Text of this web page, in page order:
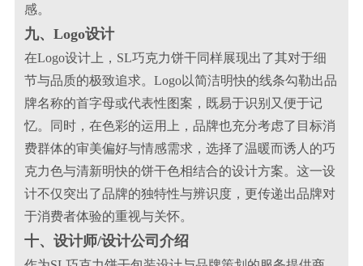
感。
九、Logo设计
在Logo设计上，SL巧克力饼干同样展现出了其对于细
节与品质的极致追求。Logo以简洁明快的线条勾勒出品
牌名称的首字母或代表性图案，既易于识别又便于记
忆。同时，在色彩的运用上，品牌也充分考虑了目标消
费群体的审美偏好与情感需求，选择了温暖而诱人的巧
克力色与清新明快的饼干色相结合的设计方案。这一设
计不仅突出了品牌的独特性与辨识度，更传递出品牌对
于消费者体验的重视与关怀。
十、设计师/设计公司介绍